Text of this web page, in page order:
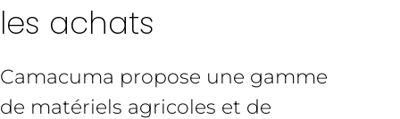
les achats
Camacuma propose une gamme
de matériels agricoles et de